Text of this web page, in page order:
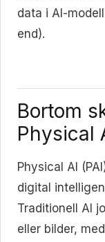
data i AI-
end).
Bortom
Physical
Physical AI
digital
Traditionell AI
eller bilder,